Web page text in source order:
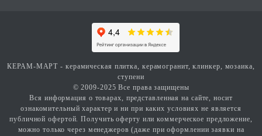
КЕРАМ-МАРТ - керамическая плитка, керамогранит, клинкер, мозаика,
ступени
© 2009-2025 Все права защищены
Вся информация о товарах, представленная на сайте, носит
ознакомительный характер и ни при каких условиях не является
публичной офертой. Получить оферту или коммерческое предложение,
можно только через менеджеров (даже при оформлении заявки на